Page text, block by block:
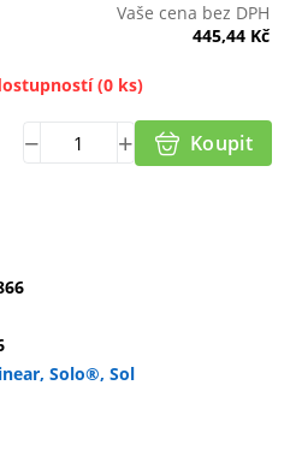
Vaše cena bez DPH
445,44 Kč
(0 ks)
Koupit
Solo®, Sol